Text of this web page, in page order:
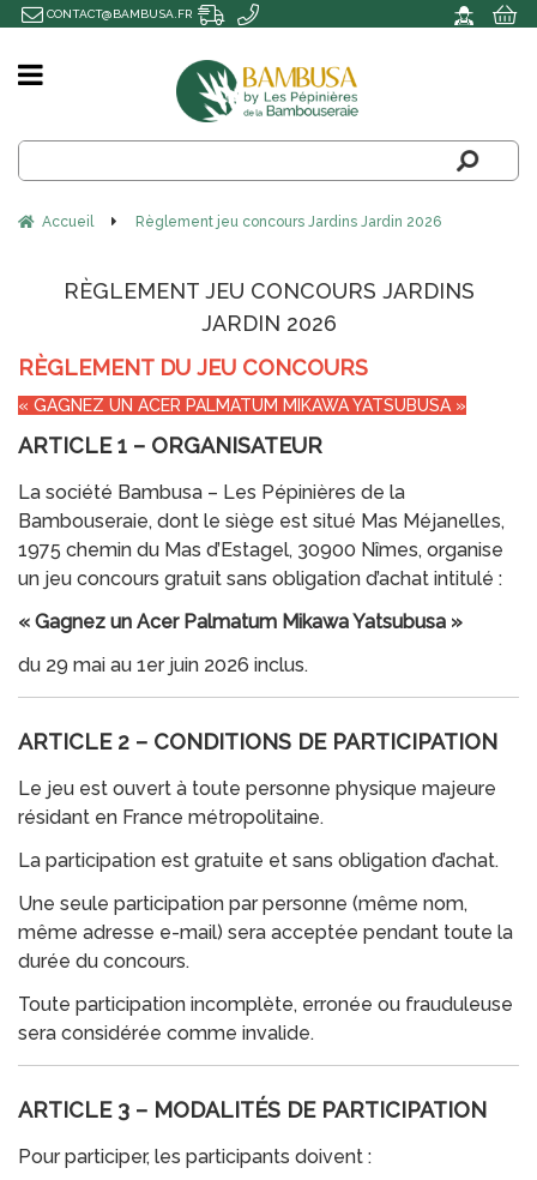
Accueil Règlement jeu concours Jardins Jardin 2026
RÈGLEMENT JEU CONCOURS JARDINS
JARDIN 2026
RÈGLEMENT DU JEU CONCOURS
« GAGNEZ UN ACER PALMATUM MIKAWA YATSUBUSA »
ARTICLE 1 – ORGANISATEUR
La société Bambusa – Les Pépinières de la
Bambouseraie, dont le siège est situé Mas Méjanelles,
1975 chemin du Mas d’Estagel, 30900 Nîmes, organise
un jeu concours gratuit sans obligation d’achat intitulé :
« Gagnez un Acer Palmatum Mikawa Yatsubusa »
du 29 mai au 1er juin 2026 inclus.
ARTICLE 2 – CONDITIONS DE PARTICIPATION
Le jeu est ouvert à toute personne physique majeure
résidant en France métropolitaine.
La participation est gratuite et sans obligation d’achat.
Une seule participation par personne (même nom,
même adresse e-mail) sera acceptée pendant toute la
durée du concours.
Toute participation incomplète, erronée ou frauduleuse
sera considérée comme invalide.
ARTICLE 3 – MODALITÉS DE PARTICIPATION
Pour participer, les participants doivent :
CONTACT@BAMBUSA.FR